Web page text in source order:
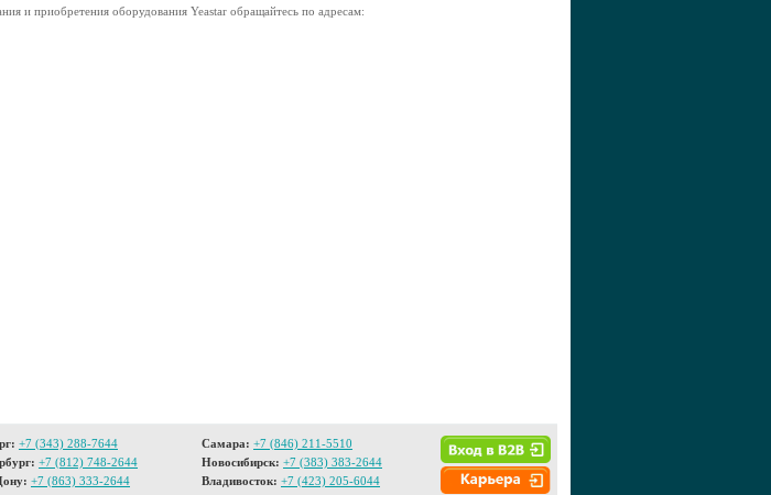
и приобретения оборудования Yeastar обращайтесь по адресам:
+7 (343) 288-7644
+7 (812) 748-2644
+7 (863) 333-2644
Самара: +7 (846) 211-5510
Новосибирск: +7 (383) 383-2644
Владивосток: +7 (423) 205-6044